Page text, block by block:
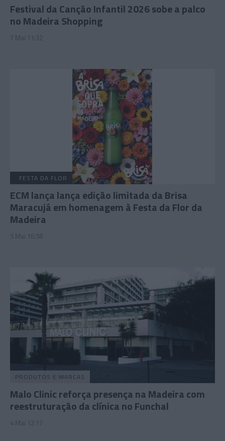
Festival da Canção Infantil 2026 sobe a palco
no Madeira Shopping
7 Mai 11:32
FESTA DA FLOR
ECM lança lança edição limitada da Brisa
Maracujá em homenagem à Festa da Flor da
Madeira
5 Mai 16:58
PRODUTOS E MARCAS
Malo Clinic reforça presença na Madeira com
reestruturação da clínica no Funchal
4 Mai 12:17